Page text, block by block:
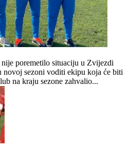
govorila o svojoj ljepoti i
predrasudama koje su je
pratile tokom karijere
Preporučuje ContentExchange